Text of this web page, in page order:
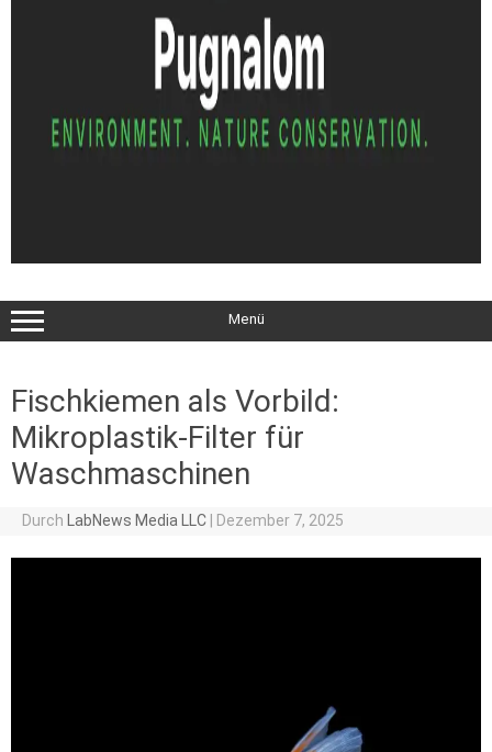
Menü
Fischkiemen als Vorbild:
Mikroplastik-Filter für
Waschmaschinen
Durch LabNews Media LLC Dezember 7, 2025